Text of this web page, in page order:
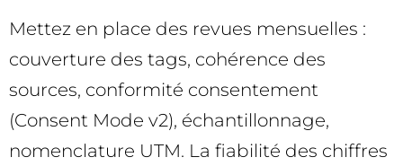
Mettez en place des revues mensuelles :
couverture des tags, cohérence des
sources, conformité consentement
(Consent Mode v2), échantillonnage,
nomenclature UTM. La fiabilité des chiffres